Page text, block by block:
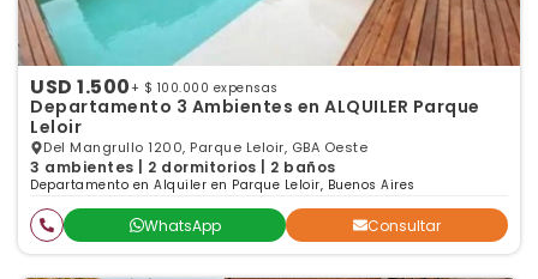
USD 1.500 + $ 100.000 expensas
Departamento 3 Ambientes en ALQUILER Parque
Leloir
Del Mangrullo 1200, Parque Leloir, GBA Oeste
3 ambientes | 2 dormitorios | 2 baños
Departamento en Alquiler en Parque Leloir, Buenos Aires
WhatsApp Consultar